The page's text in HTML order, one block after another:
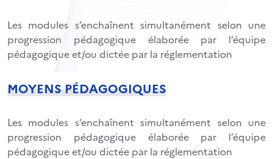
Les modules s’enchaînent simultanément selon une
progression pédagogique élaborée par l’équipe
pédagogique et/ou dictée par la réglementation
MOYENS PÉDAGOGIQUES
Les modules s’enchaînent simultanément selon une
progression pédagogique élaborée par l’équipe
pédagogique et/ou dictée par la réglementation